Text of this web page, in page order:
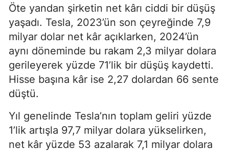
Öte yandan şirketin net kârı ciddi bir düşüş
yaşadı. Tesla, 2023’ün son çeyreğinde 7,9
milyar dolar net kâr açıklarken, 2024’ün
aynı döneminde bu rakam 2,3 milyar dolara
gerileyerek yüzde 71’lik bir düşüş kaydetti.
Hisse başına kâr ise 2,27 dolardan 66 sente
düştü.
Yıl genelinde Tesla’nın toplam geliri yüzde
1’lik artışla 97,7 milyar dolara yükselirken,
net kâr yüzde 53 azalarak 7,1 milyar dolara